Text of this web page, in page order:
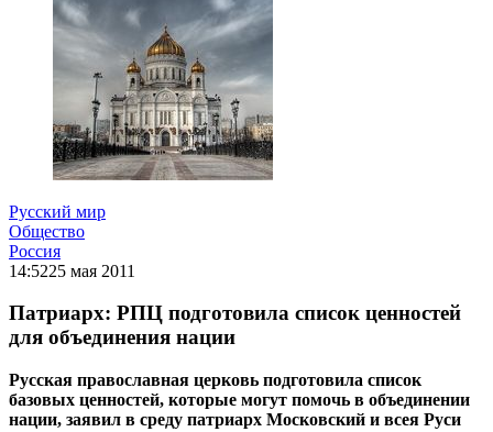
Русский мир
Общество
Россия
14:5225 мая 2011
Патриарх: РПЦ подготовила список ценностей
для объединения нации
Русская православная церковь подготовила список
базовых ценностей, которые могут помочь в объединении
нации, заявил в среду патриарх Московский и всея Руси